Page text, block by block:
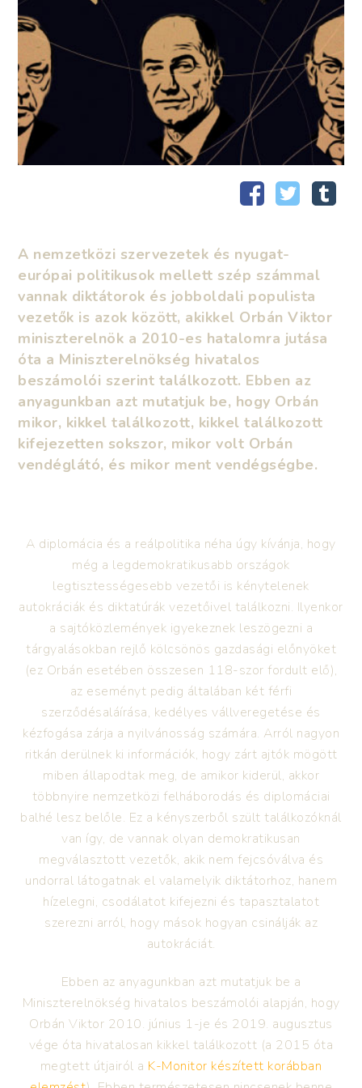
A nemzetközi szervezetek és nyugat-
európai politikusok mellett szép számmal
vannak diktátorok és jobboldali populista
vezetők is azok között, akikkel Orbán Viktor
miniszterelnök a 2010-es hatalomra jutása
óta a Miniszterelnökség hivatalos
beszámolói szerint találkozott. Ebben az
anyagunkban azt mutatjuk be, hogy Orbán
mikor, kikkel találkozott, kikkel találkozott
kifejezetten sokszor, mikor volt Orbán
vendéglátó, és mikor ment vendégségbe.
A diplomácia és a reálpolitika néha úgy kívánja, hogy
még a legdemokratikusabb országok
legtisztességesebb vezetői is kénytelenek
autokráciák és diktatúrák vezetőivel találkozni. Ilyenkor
a sajtóközlemények igyekeznek leszögezni a
tárgyalásokban rejlő kölcsönös gazdasági előnyöket
(ez Orbán esetében összesen 118-szor fordult elő),
az eseményt pedig általában két férfi
szerződésaláírása, kedélyes vállveregetése és
kézfogása zárja a nyilvánosság számára. Arról nagyon
ritkán derülnek ki információk, hogy zárt ajtók mögött
miben állapodtak meg, de amikor kiderül, akkor
többnyire nemzetközi felháborodás és diplomáciai
balhé lesz belőle. Ez a kényszerből szült találkozóknál
van így, de vannak olyan demokratikusan
megválasztott vezetők, akik nem fejcsóválva és
undorral látogatnak el valamelyik diktátorhoz, hanem
hízelegni, csodálatot kifejezni és tapasztalatot
szerezni arról, hogy mások hogyan csinálják az
autokráciát.
Ebben az anyagunkban azt mutatjuk be a
Miniszterelnökség hivatalos beszámolói alapján, hogy
Orbán Viktor 2010. június 1-je és 2019. augusztus
vége óta hivatalosan kikkel találkozott (a 2015 óta
megtett útjairól a K-Monitor készített korábban